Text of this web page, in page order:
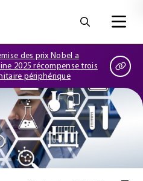
des prix Nobel a
2025 récompense trois
périphérique